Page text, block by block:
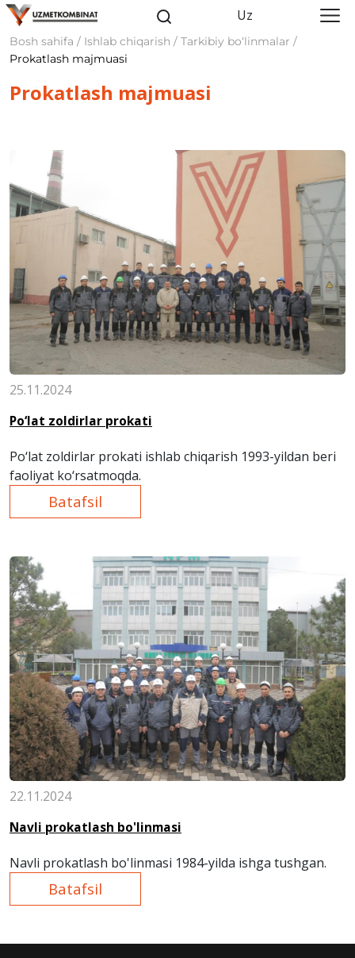
Uz
Bosh sahifa / Ishlab chiqarish / Tarkibiy bo‘linmalar /
Prokatlash majmuasi
Prokatlash majmuasi
25.11.2024
Po‘lat zoldirlar prokati
Po‘lat zoldirlar prokati ishlab chiqarish 1993-yildan beri
faoliyat ko‘rsatmoqda.
Batafsil
22.11.2024
Navli prokatlash bo'linmasi
Navli prokatlash bo'linmasi 1984-yilda ishga tushgan.
Batafsil